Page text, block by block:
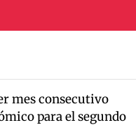
mes consecutivo
para el segundo